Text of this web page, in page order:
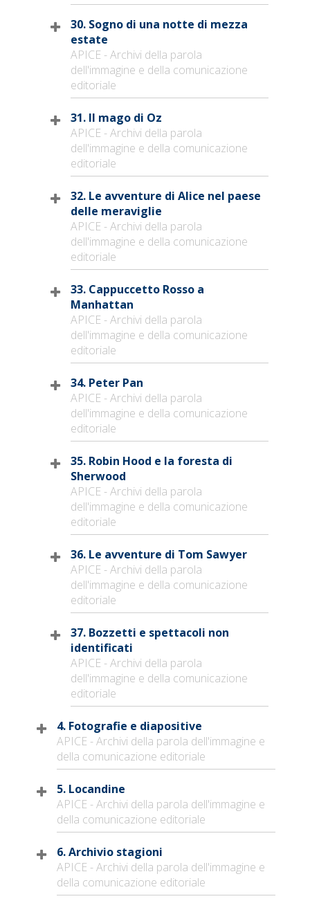
30. Sogno di una notte di mezza
estate
APICE - Archivi della parola
dell'immagine e della comunicazione
editoriale
31. Il mago di Oz
APICE - Archivi della parola
dell'immagine e della comunicazione
editoriale
32. Le avventure di Alice nel paese
delle meraviglie
APICE - Archivi della parola
dell'immagine e della comunicazione
editoriale
33. Cappuccetto Rosso a
Manhattan
APICE - Archivi della parola
dell'immagine e della comunicazione
editoriale
34. Peter Pan
APICE - Archivi della parola
dell'immagine e della comunicazione
editoriale
35. Robin Hood e la foresta di
Sherwood
APICE - Archivi della parola
dell'immagine e della comunicazione
editoriale
36. Le avventure di Tom Sawyer
APICE - Archivi della parola
dell'immagine e della comunicazione
editoriale
37. Bozzetti e spettacoli non
identificati
APICE - Archivi della parola
dell'immagine e della comunicazione
editoriale
4. Fotografie e diapositive
APICE - Archivi della parola dell'immagine e
della comunicazione editoriale
5. Locandine
APICE - Archivi della parola dell'immagine e
della comunicazione editoriale
6. Archivio stagioni
APICE - Archivi della parola dell'immagine e
della comunicazione editoriale